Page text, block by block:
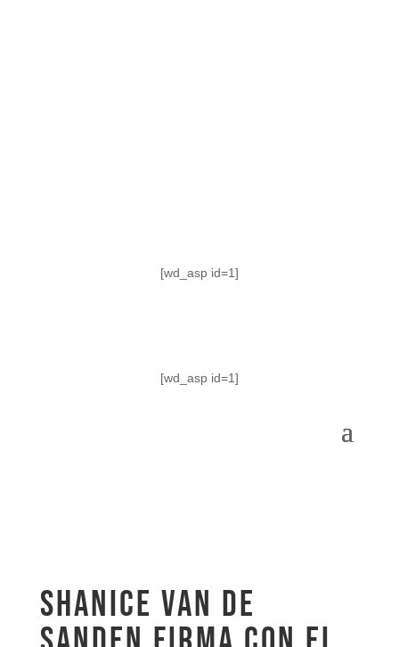
[wd_asp id=1]
[wd_asp id=1]
Shanice van de